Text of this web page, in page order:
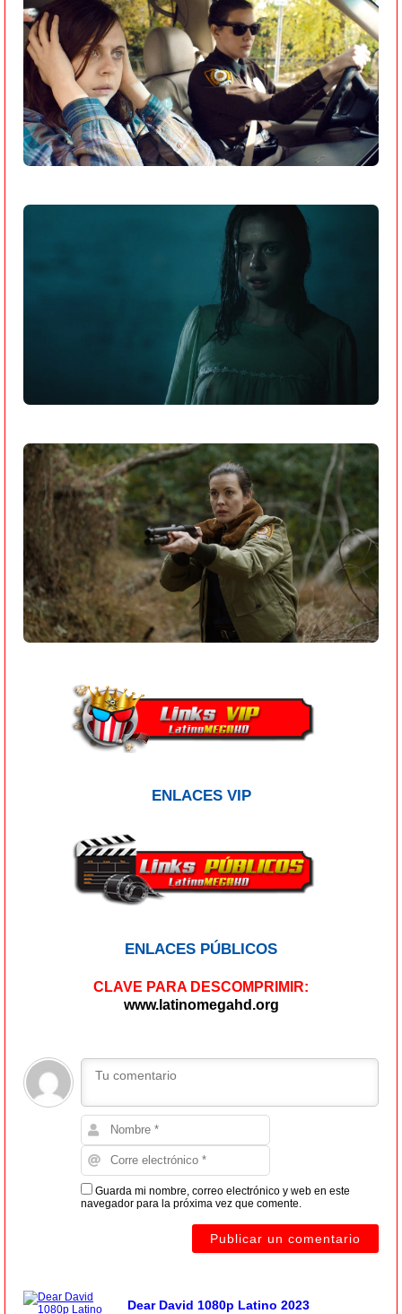
ENLACES VIP
ENLACES PÚBLICOS
CLAVE PARA DESCOMPRIMIR:
www.latinomegahd.org
Guarda mi nombre, correo electrónico y web en este
navegador para la próxima vez que comente.
Dear David 1080p Latino 2023